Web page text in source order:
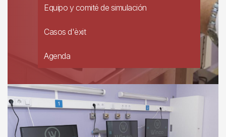
Equipo y comité de simulación
Casos d'èxit
Agenda